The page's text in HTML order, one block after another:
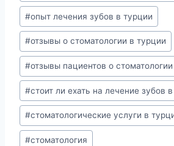
#опыт лечения зубов в турции
#отзывы о стоматологии в турции
#отзывы пациентов о
#стоит ли ехать на лечение зубов
#стоматологические услуги в
#стоматология